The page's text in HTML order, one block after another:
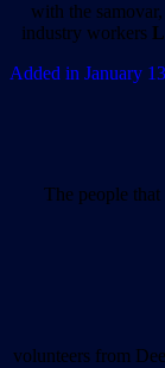
with the
industry workers
Added in January
The people
volunteers from